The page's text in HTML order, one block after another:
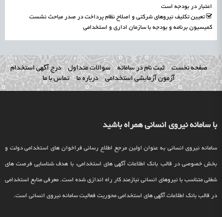
اعتبار در بودجه است
تعیین تکلیف نیروهای شرکتی و اصلاح نظام پرداخت در صدر مباحث نشست
کمیسیون برنامه و بودجه با سازمان اداری و استخدامی
صفحه نخست ثبت نام در سامانه سوالات متداول
درج آگهی استخدام
آزمون آزمایشی استخدامی
درباره ما تماس با ما
با سامانه نیروی انسانی همراه باشید
سامانه نیروی انسانی به عنوان اولین مرجع اطلاع رسانی فراخوان های استخدامی دولت و
بخش خصوصی در قالب بانک اطلاعات آگهی های استخدامی، با هدف شناسایی فرصت های
شغلی متناسب با نیروهای انسانی نیازمند کار راه اندازی شده است. معرفی منابع استخدامی
در قالب بانک اطلاعات آگهی های استخدامی محوریت فعالیت سامانه نیروی انسانی است.